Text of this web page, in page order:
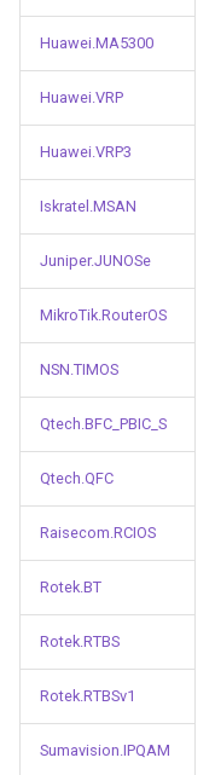
Huawei.MA5300
Huawei.VRP
Huawei.VRP3
Iskratel.MSAN
Juniper.JUNOSe
MikroTik.RouterOS
NSN.TIMOS
Qtech.BFC_PBIC_S
Qtech.QFC
Raisecom.RCIOS
Rotek.BT
Rotek.RTBS
Rotek.RTBSv1
Sumavision.IPQAM